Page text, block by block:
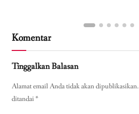
Komentar
Tinggalkan Balasan
Alamat email Anda tidak akan dipublikasikan.
ditandai*